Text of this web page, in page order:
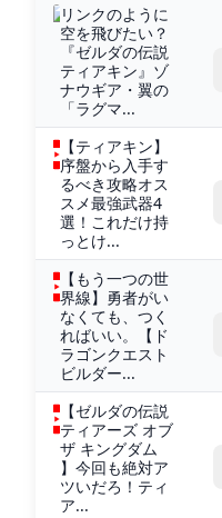
リンクのように
空を飛びたい？
『ゼルダの伝説
ティアキン』ゾ
ナウギア・翼の
「ラグマ...
【ティアキン】
序盤から入手す
るべき攻略オス
スメ最強武器4
選！これだけ持
っとけ...
【もう一つの世
界線】勇者がい
なくても、つく
ればいい。【ド
ラゴンクエスト
ビルダー...
【ゼルダの伝説
ティアーズ オブ
ザ キングダム
】今回も絶対ア
ツいだろ！ティ
ア...